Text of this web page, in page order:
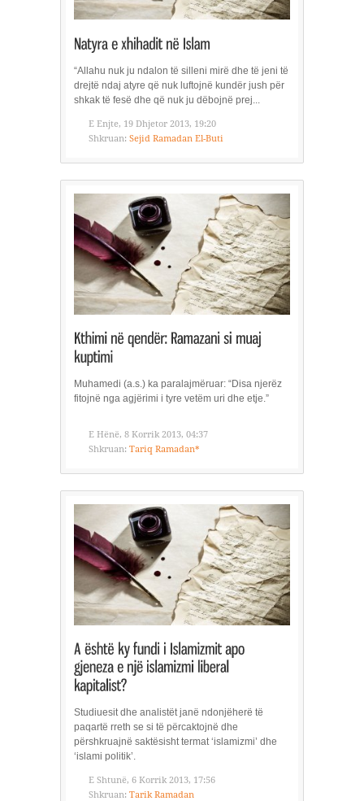
“Allahu nuk ju ndalon të silleni mirë dhe të jeni të
drejtë ndaj atyre që nuk luftojnë kundër jush për
shkak të fesë dhe që nuk ju dëbojnë prej...
E Enjte, 19 Dhjetor 2013, 19:20
Shkruan: Sejid Ramadan El-Buti
Muhamedi (a.s.) ka paralajmëruar: “Disa njerëz
fitojnë nga agjërimi i tyre vetëm uri dhe etje.”
E Hënë, 8 Korrik 2013, 04:37
Shkruan: Tariq Ramadan*
Studiuesit dhe analistët janë ndonjëherë të
paqartë rreth se si të përcaktojnë dhe
përshkruajnë saktësisht termat ‘islamizmi’ dhe
‘islami politik’.
E Shtunë, 6 Korrik 2013, 17:56
Shkruan: Tarik Ramadan